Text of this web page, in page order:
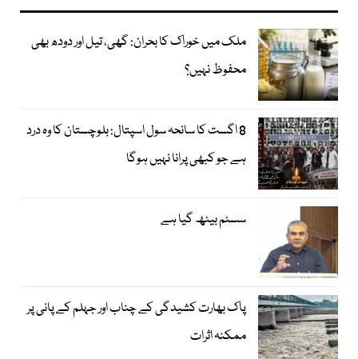
ملک میں خوراک کا بحران: گھی، تیل اور دودھ بھی
محفوظ نہیں؟
8 اگست کا سانحہ سول اسپتال: بلوچستان کا وہ درد
ہے جو کبھی پرانا نہیں ہوگا
سسٹم بیٹھ گیا ہے
پاک بھارت کشیدگی کے چناب اور جہلم کے پانی پر
ممکنہ اثرات